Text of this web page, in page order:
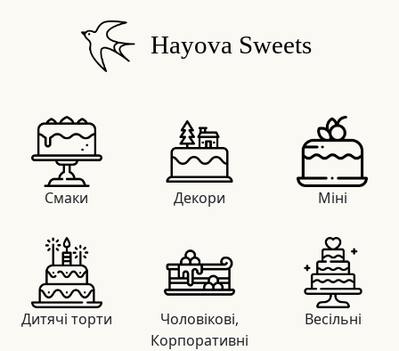
Hayova Sweets
Смаки Декори Міні
Дитячі торти
Чоловікові,
Корпоративні
Весільні